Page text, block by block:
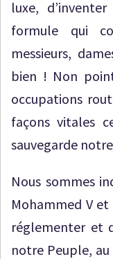
luxe,
formule qui
messieurs,
bien ! Non
occupations
façons vitales
sauvegarde
Nous sommes
Mohammed V
réglementer et
notre Peuple,